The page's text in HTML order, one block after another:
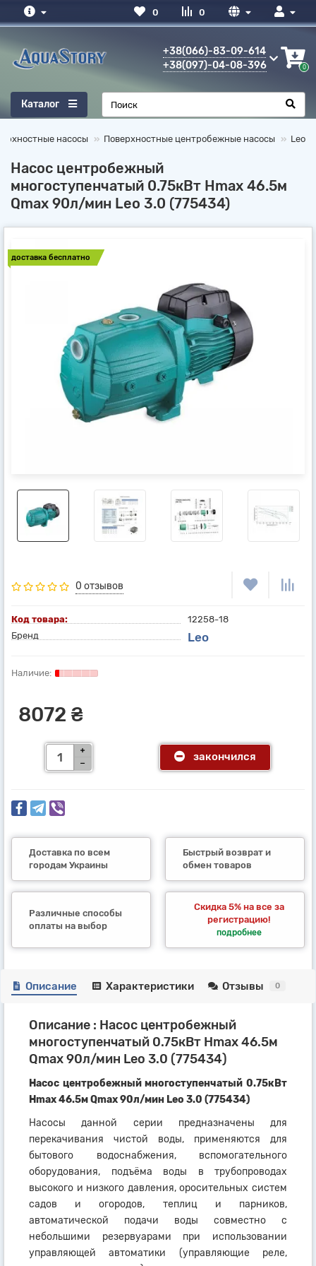
0
0
+38(066)-83-09-614
+38(097)-04-08-396
0
Каталог
насосы Поверхностные центробежные насосы Leo
Насос центробежный
многоступенчатый 0.75кВт Hmax 46.5м
Qmax 90л/мин Leo 3.0 (775434)
доставка бесплатно
0 отзывов
Код товара:
12258-18
Бренд
Leo
8072 ₴
закончился
Доставка по всем
городам Украины
Быстрый возврат и
обмен товаров
Различные способы
оплаты на выбор
Скидка 5% на все за
регистрацию!
подробнее
Описание Характеристики Отзывы 0
Описание : Насос центробежный
многоступенчатый 0.75кВт Hmax 46.5м
Qmax 90л/мин Leo 3.0 (775434)
Насос центробежный многоступенчатый 0.75кВт
Hmax 46.5м Qmax 90л/мин Leo 3.0 (775434)
Насосы данной серии предназначены для
перекачивания чистой воды, применяются для
бытового водоснабжения, вспомогательного
оборудования, подъёма воды в трубопроводах
высокого и низкого давления, оросительных систем
садов и огородов, теплиц и парников,
автоматической подачи воды совместно с
небольшими резервуарами при использовании
управляющей автоматики (управляющие реле,